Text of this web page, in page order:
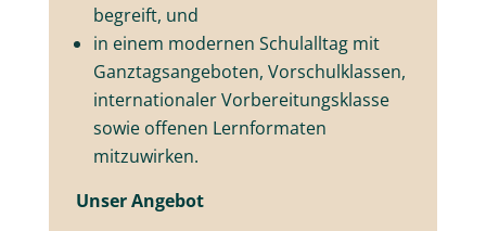
begreift, und
in einem modernen Schulalltag mit
Ganztagsangeboten, Vorschulklassen,
internationaler Vorbereitungsklasse
sowie offenen Lernformaten
mitzuwirken.
Unser Angebot